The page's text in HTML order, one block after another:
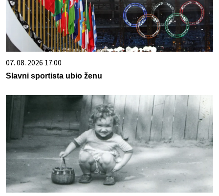
07. 08. 2026 17:00
Slavni sportista ubio ženu